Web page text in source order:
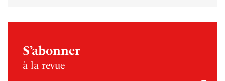
S’abonner
à la revue